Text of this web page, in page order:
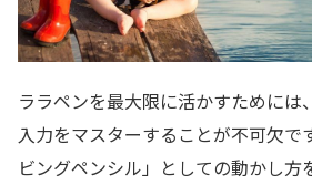
ララペンを最大限に活かすためには
入力をマスターすることが不可欠で
ビングペンシル」としての動かし方